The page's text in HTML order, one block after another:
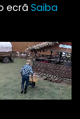
ecrã Saiba